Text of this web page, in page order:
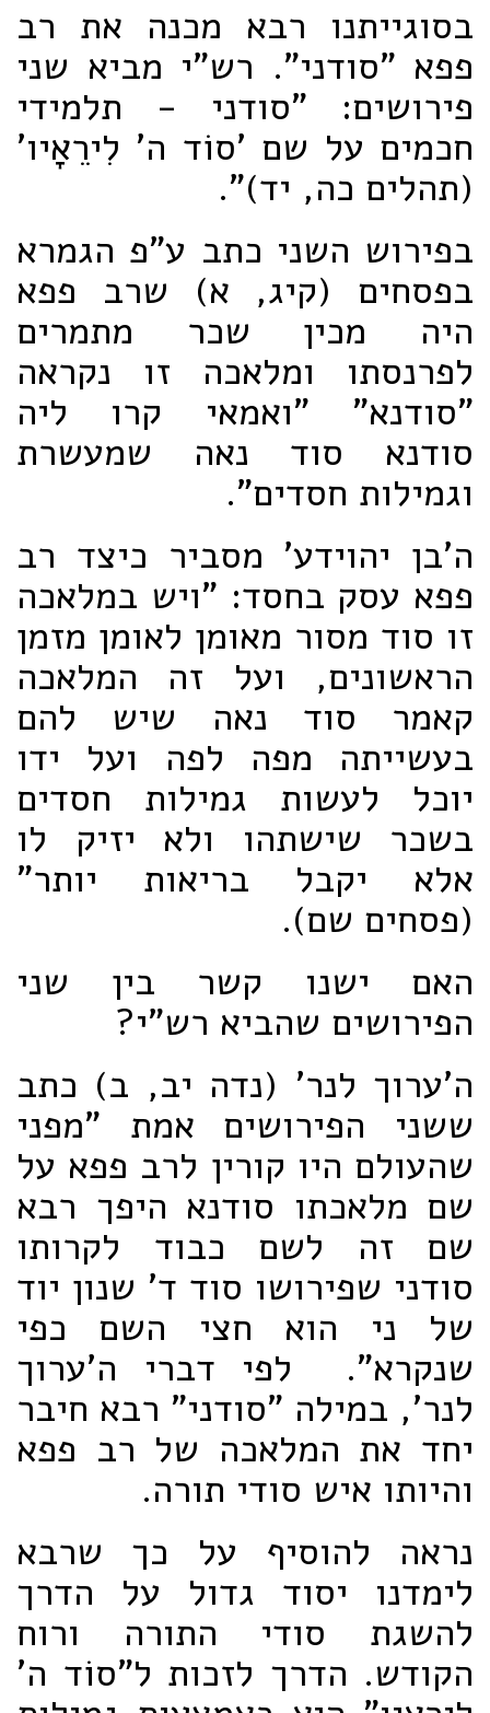
בסוגייתנו רבא מכנה את רב
פפא "סודני". רש"י מביא שני
פירושים: "סודני - תלמידי
חכמים על שם 'סוֹד ה' לִירֵאָיו'
(תהלים כה, יד)".
בפירוש השני כתב ע"פ הגמרא
בפסחים (קיג, א) שרב פפא
היה מכין שכר מתמרים
לפרנסתו ומלאכה זו נקראה
"סודנא" "ואמאי קרו ליה
סודנא סוד נאה שמעשרת
וגמילות חסדים".
ה'בן יהוידע' מסביר כיצד רב
פפא עסק בחסד: "ויש במלאכה
זו סוד מסור מאומן לאומן מזמן
הראשונים, ועל זה המלאכה
קאמר סוד נאה שיש להם
בעשייתה מפה לפה ועל ידו
יוכל לעשות גמילות חסדים
בשכר שישתהו ולא יזיק לו
אלא יקבל בריאות יותר"
(פסחים שם).
האם ישנו קשר בין שני
הפירושים שהביא רש"י?
ה'ערוך לנר' (נדה יב, ב) כתב
ששני הפירושים אמת "מפני
שהעולם היו קורין לרב פפא על
שם מלאכתו סודנא היפך רבא
שם זה לשם כבוד לקרותו
סודני שפירושו סוד ד' שנון יוד
של ני הוא חצי השם כפי
שנקרא". לפי דברי ה'ערוך
לנר', במילה "סודני" רבא חיבר
יחד את המלאכה של רב פפא
והיותו איש סודי תורה.
נראה להוסיף על כך שרבא
לימדנו יסוד גדול על הדרך
להשגת סודי התורה ורוח
הקודש. הדרך לזכות ל"סוֹד ה'